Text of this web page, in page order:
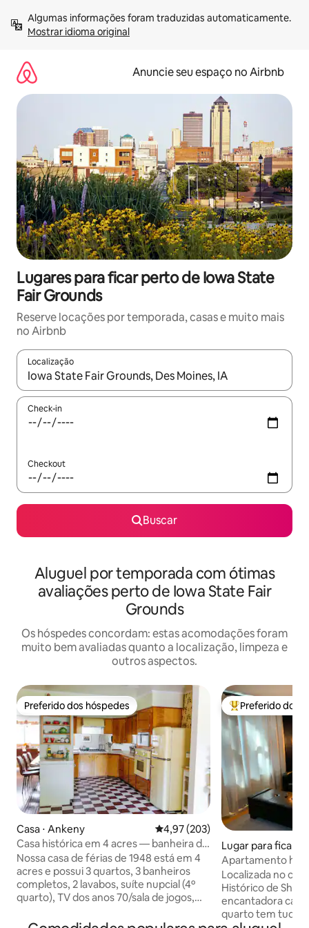
para
Mostrar idioma original
Anuncie seu espaço no Airbnb
Lugares para ficar perto de Iowa State
Fair Grounds
Reserve locações por temporada, casas e muito mais
no Airbnb
Localização
Quando os resultados estiverem disponíveis, explore-os
Check-in
Checkout
Buscar
Aluguel por temporada com ótimas
avaliações perto de Iowa State Fair
Grounds
Os hóspedes concordam: estas acomodações foram
muito bem avaliadas quanto a localização, limpeza e
outros aspectos.
Preferido dos hóspedes
Preferido dos hóspedes
Casa ⋅ Ankeny 4,97 de uma avaliação média de
4,97 (203)
Casa histórica em 4 acres — banheira de
hidromassagem, piscina, bar Tiki
Nossa casa de férias de 1948 está em 4
acres e possui 3 quartos, 3 banheiros
completos, 2 lavabos, suíte nupcial (4º
quarto), TV dos anos 70/sala de jogos,
temos uma piscina (garantida para estar
Entre os
Preferido dos
Lugar para ficar ⋅
s
Apartamento
cocheira
Localizada no
Histórico de
encantadora
quarto tem tudo